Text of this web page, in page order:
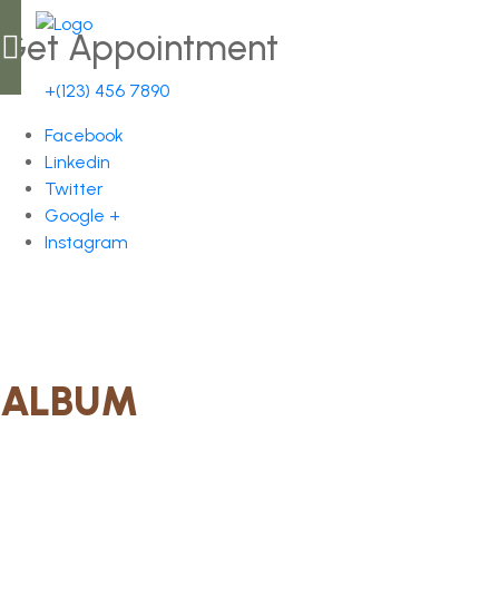
Get Appointment
+(123) 456 7890
Facebook
Linkedin
Twitter
Google +
Instagram
ALBUM